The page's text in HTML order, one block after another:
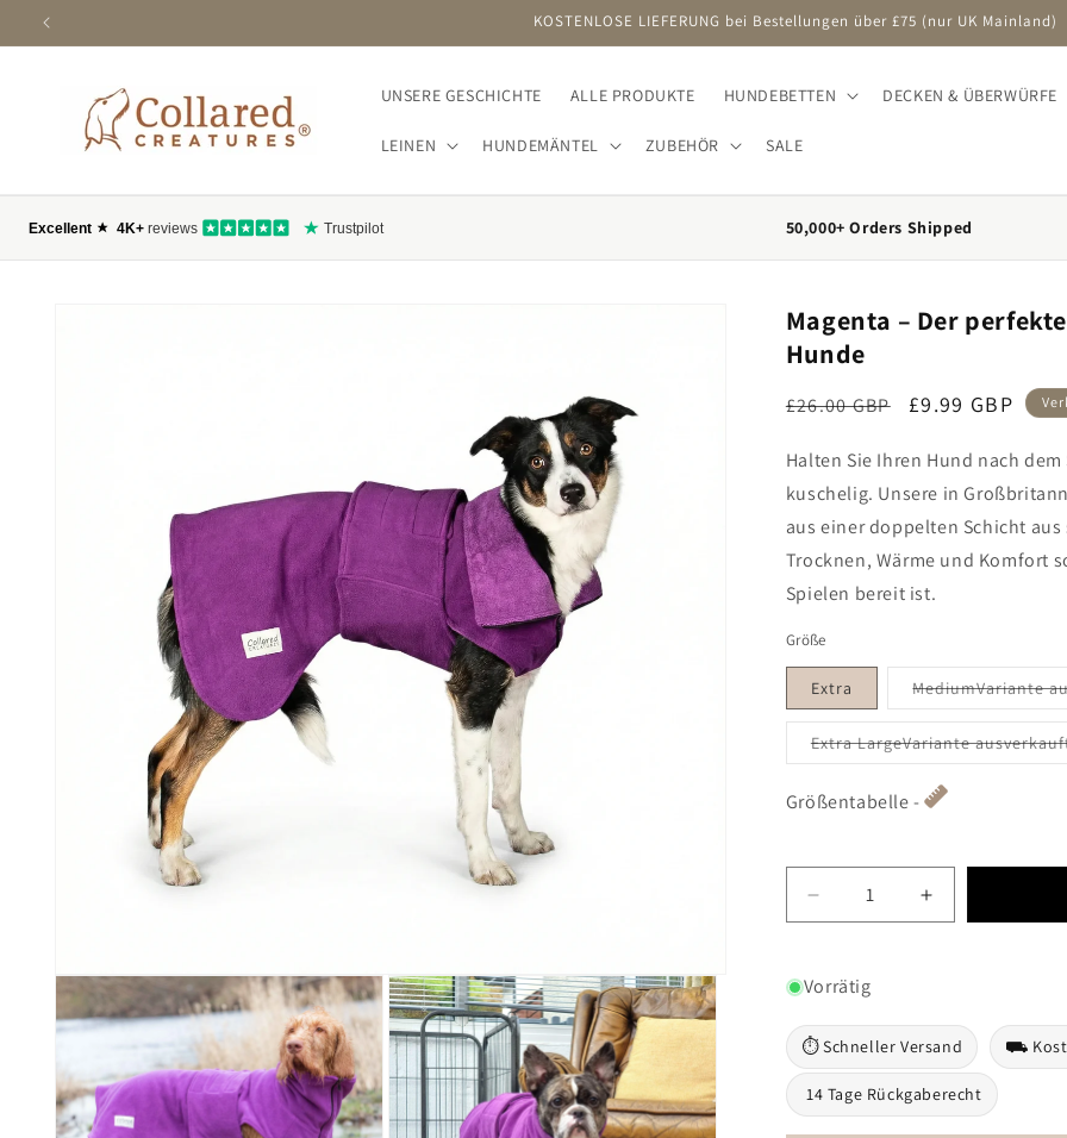
INHALT SPRINGEN KOSTENLOSE LIEFERUNG bei Bestellungen über £75 (nur UK Mainland)
UNSERE GESCHICHTE ALLE PRODUKTE HUNDEBETTEN DECKEN & ÜBERWÜRFE
LEINEN HUNDEMÄNTEL ZUBEHÖR SALE
50,000+ Orders Shipped
Magenta – Der
Hunde
Regular price
£26.00 GBP Sale price
£9.99 GBP
Halten Sie Ihren Hund nach
kuschelig. Unsere in
aus einer doppelten Schicht
Trocknen, Wärme und Komfort
Spielen bereit ist.
Größe
Extra MediumVariante
Extra LargeVariante
Größentabelle -
Decrease quantity for
Increase
Vorrätig
⏱ Schneller Versand ⛟
︎ 14 Tage Rückgaberecht